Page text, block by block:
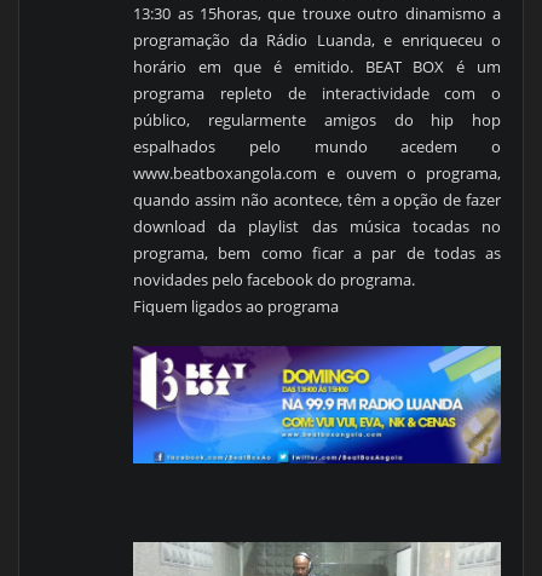
13:30 as 15horas, que trouxe outro dinamismo a
programação da Rádio Luanda, e enriqueceu o
horário em que é emitido. BEAT BOX é um
programa repleto de interactividade com o
público, regularmente amigos do hip hop
espalhados pelo mundo acedem o
www.beatboxangola.com e ouvem o programa,
quando assim não acontece, têm a opção de fazer
download da playlist das música tocadas no
programa, bem como ficar a par de todas as
novidades pelo facebook do programa.
Fiquem ligados ao programa